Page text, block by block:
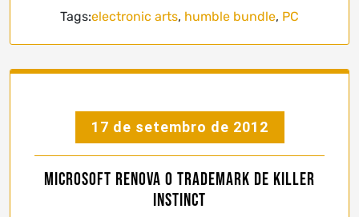
Tags:electronic arts, humble bundle, PC
17 de setembro de 2012
Microsoft renova o trademark de Killer
Instinct